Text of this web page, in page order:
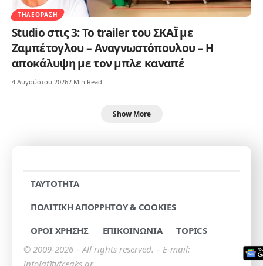
ΤΗΛΕΌΡΑΣΗ
Studio στις 3: Το trailer του ΣΚΑΪ με
Ζαμπέτογλου – Αναγνωστόπουλου – Η
αποκάλυψη με τον μπλε καναπέ
4 Αυγούστου 20262 Min Read
Show More
TAYTOTHTA
ΠΟΛΙΤΙΚΗ ΑΠΟΡΡΗΤΟΥ & COOKIES
ΟΡΟΙ ΧΡΗΣΗΣ
ΕΠΙΚΟΙΝΩΝΙΑ
TOPICS
© 2009-2026 – All rights reserved. – E-mail: